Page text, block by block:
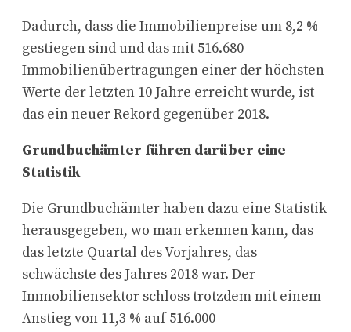
Dadurch, dass die Immobilienpreise um 8,2 %
gestiegen sind und das mit 516.680
Immobilienübertragungen einer der höchsten
Werte der letzten 10 Jahre erreicht wurde, ist
das ein neuer Rekord gegenüber 2018.
Grundbuchämter führen darüber eine
Statistik
Die Grundbuchämter haben dazu eine Statistik
herausgegeben, wo man erkennen kann, das
das letzte Quartal des Vorjahres, das
schwächste des Jahres 2018 war. Der
Immobiliensektor schloss trotzdem mit einem
Anstieg von 11,3 % auf 516.000